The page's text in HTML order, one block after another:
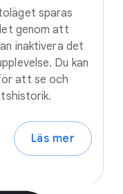
sparas
genom att
inaktivera det
Du kan
att se och
Läs mer